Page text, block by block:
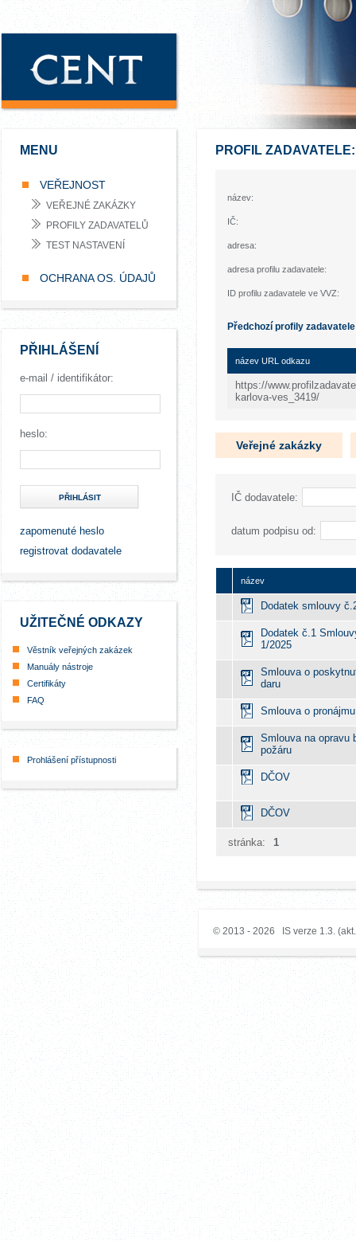
MENU
VEŘEJNOST
VEŘEJNÉ ZAKÁZKY
PROFILY ZADAVATELŮ
TEST NASTAVENÍ
OCHRANA OS. ÚDAJŮ
PŘIHLÁŠENÍ
e-mail / identifikátor:
heslo:
PŘIHLÁSIT
zapomenuté heslo
registrovat dodavatele
UŽITEČNÉ ODKAZY
Věstník veřejných zakázek
Manuály nástroje
Certifikáty
FAQ
Prohlášení přístupnosti
PROFIL
název:
IČ:
adresa:
adresa profilu zadavatele:
ID profilu zadavatele ve VVZ:
Předchozí profily
název URL odkazu
https://
karlova-ves_3419/
Veřejné zakázky
IČ dodavatele:
datum podpisu od:
název
Dodatek smlouvy
Dodatek č.1
1/2025
Smlouva o
daru
Smlouva o pronájmu
Smlouva na opravu
požáru
DČOV
DČOV
stránka: 1
© 2013 - 2026 IS verze 1.3.